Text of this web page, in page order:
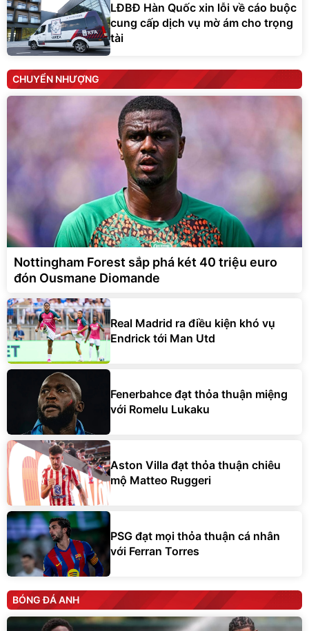
LĐBĐ Hàn Quốc xin lỗi về cáo buộc
cung cấp dịch vụ mờ ám cho trọng
tài
CHUYỂN NHƯỢNG
Nottingham Forest sắp phá két 40 triệu euro
đón Ousmane Diomande
Real Madrid ra điều kiện khó vụ
Endrick tới Man Utd
Fenerbahce đạt thỏa thuận miệng
với Romelu Lukaku
Aston Villa đạt thỏa thuận chiêu
mộ Matteo Ruggeri
PSG đạt mọi thỏa thuận cá nhân
với Ferran Torres
BÓNG ĐÁ ANH